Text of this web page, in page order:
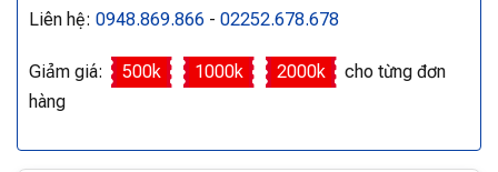
Liên hệ: 0948.869.866 - 02252.678.678
Giảm giá: 500k 1000k 2000k
cho từng đơn
hàng